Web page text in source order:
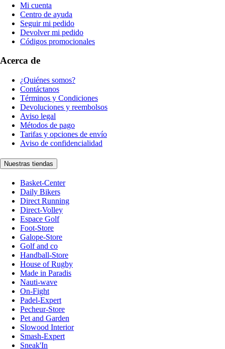
Mi cuenta
Centro de ayuda
Seguir mi pedido
Devolver mi pedido
Códigos promocionales
Acerca de
¿Quiénes somos?
Contáctanos
Términos y Condiciones
Devoluciones y reembolsos
Aviso legal
Métodos de pago
Tarifas y opciones de envío
Aviso de confidencialidad
Nuestras tiendas
Basket-Center
Daily Bikers
Direct Running
Direct-Volley
Espace Golf
Foot-Store
Galope-Store
Golf and co
Handball-Store
House of Rugby
Made in Paradis
Nauti-wave
On-Fight
Padel-Expert
Pecheur-Store
Pet and Garden
Slowood Interior
Smash-Expert
Sneak'In